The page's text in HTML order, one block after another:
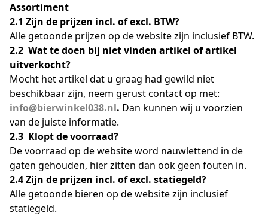
Assortiment
2.1 Zijn de prijzen incl. of excl. BTW?
Alle getoonde prijzen op de website zijn inclusief BTW.
2.2  Wat te doen bij niet vinden artikel of artikel
uitverkocht?
Mocht het artikel dat u graag had gewild niet
info@bierwinkel038.nl. Dan kunnen wij u voorzien
van de juiste informatie.
2.3  Klopt de voorraad?
De voorraad op de website word nauwlettend in de
gaten gehouden, hier zitten dan ook geen fouten in.
2.4 Zijn de prijzen incl. of excl. statiegeld?
Alle getoonde bieren op de website zijn inclusief
statiegeld.